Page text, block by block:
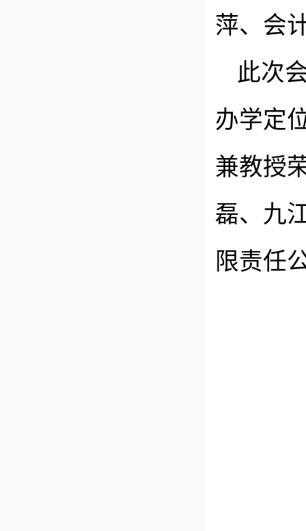
萍、会
此次
办学定
兼教授
磊、九
限责任